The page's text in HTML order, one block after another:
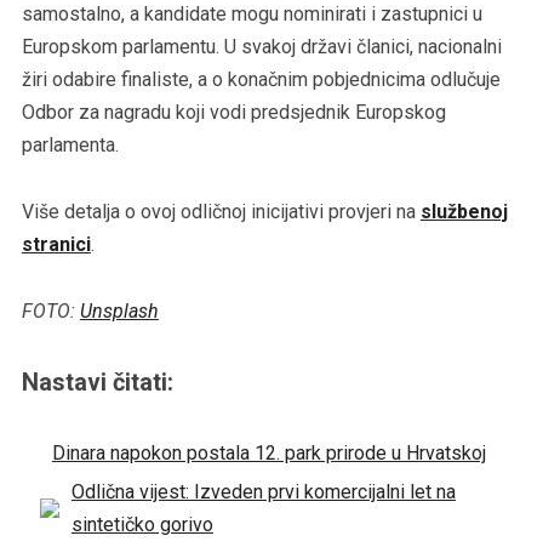
samostalno, a kandidate mogu nominirati i zastupnici u
Europskom parlamentu. U svakoj državi članici, nacionalni
žiri odabire finaliste, a o konačnim pobjednicima odlučuje
Odbor za nagradu koji vodi predsjednik Europskog
parlamenta.
Više detalja o ovoj odličnoj inicijativi provjeri na službenoj
stranici.
FOTO: Unsplash
Nastavi čitati:
Dinara napokon postala 12. park prirode u Hrvatskoj
Odlična vijest: Izveden prvi komercijalni let na
sintetičko gorivo